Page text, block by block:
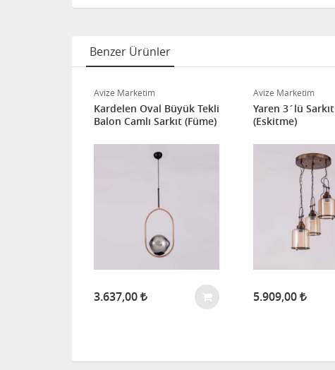
Benzer Ürünler
Avize Marketim
Kardelen Oval Büyük Tekli
Balon Camlı Sarkıt (Füme)
3.637,00
Avize Marketim
Yaren 3´lü Sarkıt
(Eskitme)
5.909,00